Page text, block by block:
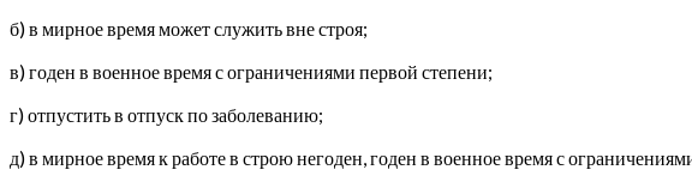
б) в мирное время может служить вне строя;
в) годен в военное время с ограничениями первой степени;
г) отпустить в отпуск по заболеванию;
д) в мирное время к работе в строю негоден, годен в военное время с